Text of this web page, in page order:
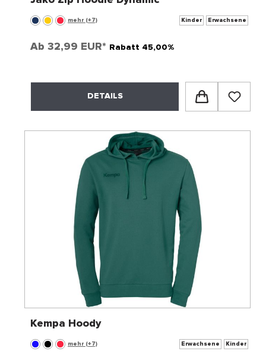
mehr (+7) Kinder Erwachsene
Ab 32,99 EUR* Rabatt 45,00%
DETAILS
Kempa Hoody
mehr (+7) Erwachsene Kinder